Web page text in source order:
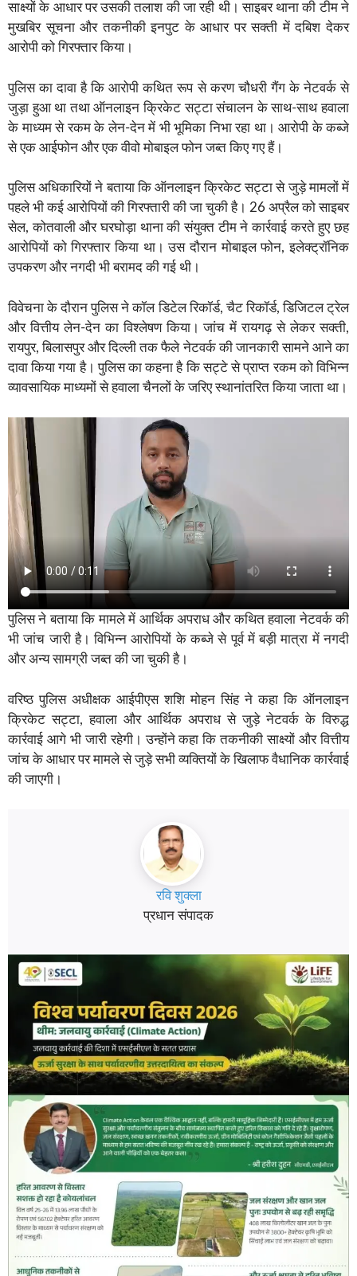
साक्ष्यों के आधार पर उसकी तलाश की जा रही थी। साइबर थाना की टीम ने
मुखबिर सूचना और तकनीकी इनपुट के आधार पर सक्ती में दबिश देकर
आरोपी को गिरफ्तार किया।
पुलिस का दावा है कि आरोपी कथित रूप से करण चौधरी गैंग के नेटवर्क से
जुड़ा हुआ था तथा ऑनलाइन क्रिकेट सट्टा संचालन के साथ-साथ हवाला
के माध्यम से रकम के लेन-देन में भी भूमिका निभा रहा था। आरोपी के कब्जे
से एक आईफोन और एक वीवो मोबाइल फोन जब्त किए गए हैं।
पुलिस अधिकारियों ने बताया कि ऑनलाइन क्रिकेट सट्टा से जुड़े मामलों में
पहले भी कई आरोपियों की गिरफ्तारी की जा चुकी है। 26 अप्रैल को साइबर
सेल, कोतवाली और घरघोड़ा थाना की संयुक्त टीम ने कार्रवाई करते हुए छह
आरोपियों को गिरफ्तार किया था। उस दौरान मोबाइल फोन, इलेक्ट्रॉनिक
उपकरण और नगदी भी बरामद की गई थी।
विवेचना के दौरान पुलिस ने कॉल डिटेल रिकॉर्ड, चैट रिकॉर्ड, डिजिटल ट्रेल
और वित्तीय लेन-देन का विश्लेषण किया। जांच में रायगढ़ से लेकर सक्ती,
रायपुर, बिलासपुर और दिल्ली तक फैले नेटवर्क की जानकारी सामने आने का
दावा किया गया है। पुलिस का कहना है कि सट्टे से प्राप्त रकम को विभिन्न
व्यावसायिक माध्यमों से हवाला चैनलों के जरिए स्थानांतरित किया जाता था।
पुलिस ने बताया कि मामले में आर्थिक अपराध और कथित हवाला नेटवर्क की
भी जांच जारी है। विभिन्न आरोपियों के कब्जे से पूर्व में बड़ी मात्रा में नगदी
और अन्य सामग्री जब्त की जा चुकी है।
वरिष्ठ पुलिस अधीक्षक आईपीएस शशि मोहन सिंह ने कहा कि ऑनलाइन
क्रिकेट सट्टा, हवाला और आर्थिक अपराध से जुड़े नेटवर्क के विरुद्ध
कार्रवाई आगे भी जारी रहेगी। उन्होंने कहा कि तकनीकी साक्ष्यों और वित्तीय
जांच के आधार पर मामले से जुड़े सभी व्यक्तियों के खिलाफ वैधानिक कार्रवाई
की जाएगी।
रवि शुक्ला
प्रधान संपादक